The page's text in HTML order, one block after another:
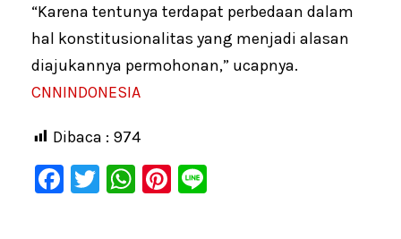
“Karena tentunya terdapat perbedaan dalam
hal konstitusionalitas yang menjadi alasan
diajukannya permohonan,” ucapnya.
CNNINDONESIA
Dibaca : 974
F
T
W Pi